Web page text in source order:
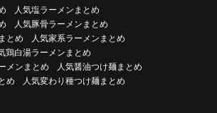
人気塩ラーメンまとめ
人気豚骨ラーメンまとめ
とめ
人気家系ラーメンまとめ
鶏白湯ラーメンまとめ
メンまとめ
人気醤油つけ麺まとめ
め
人気変わり種つけ麺まとめ